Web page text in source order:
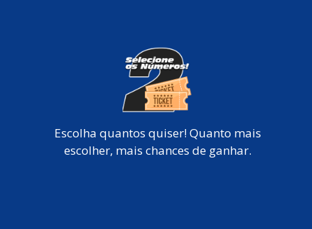
Escolha quantos quiser! Quanto mais
escolher, mais chances de ganhar.